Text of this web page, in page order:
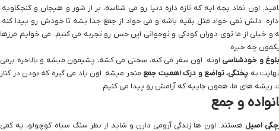
اون نماد بچه ایه که تازه داره دنیا رو می شناسه، پر از شور و هیجان و کنجکاویه.
داره. دلش نمی خواد مثل بقیه باشه و می خواد از جمع جدا بشه تا خودش رو پیدا کنه.
خیلی از ما توی دوران کودکی و نوجوانی این حس رو تجربه می کنیم. می خوایم مرزها
چه خبره.
و خودشناسی اونه. اون سفر می کنه، سختی می کشه، پشیمون میشه و بالاخره برمی
به پختگی، تواضع و درک اهمیت جمع منجر میشه. اون یاد می گیره که بودن در کنار
ریشه های ما، همون جاییه که آرامش رو پیدا می کنیم.
و جمع
اصیل هستند. اون ها زندگی آرومی دارن و شاید از نظر سنگ سیاه کوچولو، یه کمی